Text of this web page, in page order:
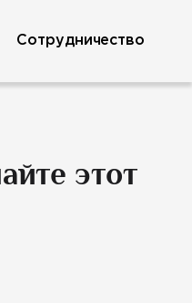
этот
Сотрудничество